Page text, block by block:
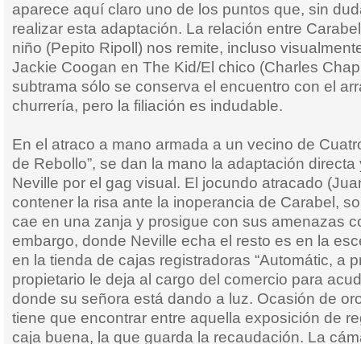
aparece aquí claro uno de los puntos que, sin
realizar esta adaptación. La relación entre
niño (Pepito Ripoll) nos remite, incluso
Jackie Coogan en The Kid/El chico (Charles
subtrama sólo se conserva el encuentro con el
churrería, pero la filiación es indudable.
En el atraco a mano armada a un vecino de
de Rebollo”, se dan la mano la adaptación
Neville por el gag visual. El jocundo atracado
contener la risa ante la inoperancia de Carabel,
cae en una zanja y prosigue con sus amenazas
embargo, donde Neville echa el resto es en la
en la tienda de cajas registradoras “Automátic, a
propietario le deja al cargo del comercio para
donde su señora está dando a luz. Ocasión de
tiene que encontrar entre aquella exposición de
caja buena, la que guarda la recaudación. La